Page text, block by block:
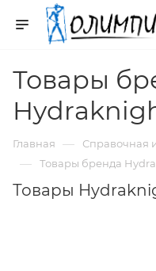
Товары
Главная — Справочная
— Товары бренда
Товары